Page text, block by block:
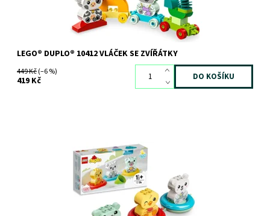
LEGO® DUPLO® 10412 VLÁČEK SE ZVÍŘÁTKY
449 Kč(–6 %)
419 Kč
Hrajte si a rozvíjejte dovednosti při každém koupání se 3
roztomilými zvířátky, která plavou.
Skladem3 ks
9684